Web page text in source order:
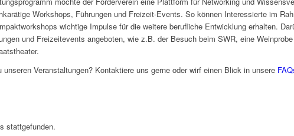
Workshops, Führungen und Freizeit-Events. So können Interessierte im
wichtige Impulse für die weitere berufliche Entwicklung erhalten.
und Freizeitevents angeboten, wie z.B. der Besuch beim SWR, eine
Veranstaltungen? Kontaktiere uns gerne oder wirf einen Blick in unsere
stattgefunden.